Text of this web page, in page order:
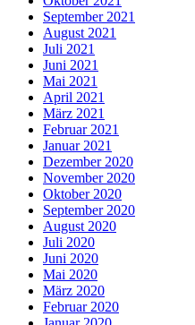
September 2021
August 2021
Juli 2021
Juni 2021
Mai 2021
April 2021
März 2021
Februar 2021
Januar 2021
Dezember 2020
November 2020
Oktober 2020
September 2020
August 2020
Juli 2020
Juni 2020
Mai 2020
März 2020
Februar 2020